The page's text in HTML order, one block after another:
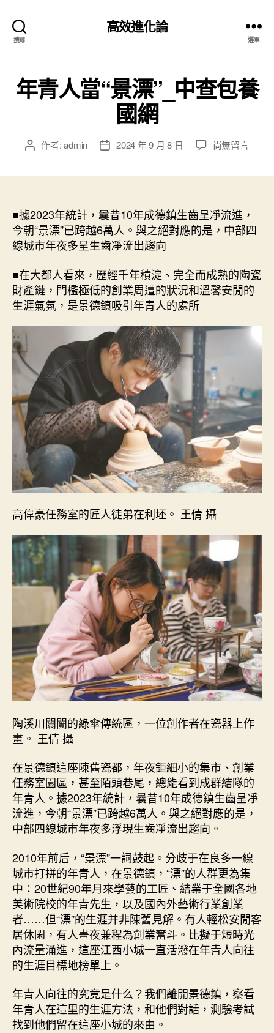
搜尋
高效進化論
選單
年青人當“景漂”_中查包養
國網
文 作者:admin
文
期
2024 年 9 月 8 日
在
“景
_
包
養
中
尚無留言
■據2023年統計，曩昔10年成德鎮生齒呈凈流進，
今朝“景漂”已跨越6萬人。與之絕對應的是，中部四
線城市年夜多呈生齒凈流出趨向
■在大都人看來，歷經千年積淀、完全而成熟的陶瓷
財產鏈，門檻極低的創業周遭的狀況和溫馨安閒的
生涯氣氛，是景德鎮吸引年青人的處所
高偉豪任務室的匠人徒弟在利坯。 王倩 攝
陶溪川闤闠的綠傘傳統區，一位創作者在瓷器上作
畫。 王倩 攝
在景德鎮這座陳舊瓷都，年夜鉅細小的集市、創業
任務室園區，甚至陌頭巷尾，總能看到成群結隊的
年青人。據2023年統計，曩昔10年成德鎮生齒呈凈
流進，今朝“景漂”已跨越6萬人。與之絕對應的是，
中部四線城市年夜多浮現生齒凈流出趨向。
2010年前后，“景漂”一詞鼓起。分歧于在良多一線
城市打拼的年青人，在景德鎮，“漂”的人群更為集
中：20世紀90年月來學藝的工匠、結業于全國各地
美術院校的年青先生，以及國內外藝術行業創業
者……但“漂”的生涯并非陳舊見解。有人輕松安閒客
居休閑，有人晝夜兼程為創業奮斗。比擬于短時光
內流量涌進，這座江西小城一直活潑在年青人向往
的生涯目標地榜單上。
年青人向往的究竟是什么？我們離開景德鎮，察看
年青人在這里的生涯方法，和他們對話，測驗考試
找到他們留在這座小城的來由。